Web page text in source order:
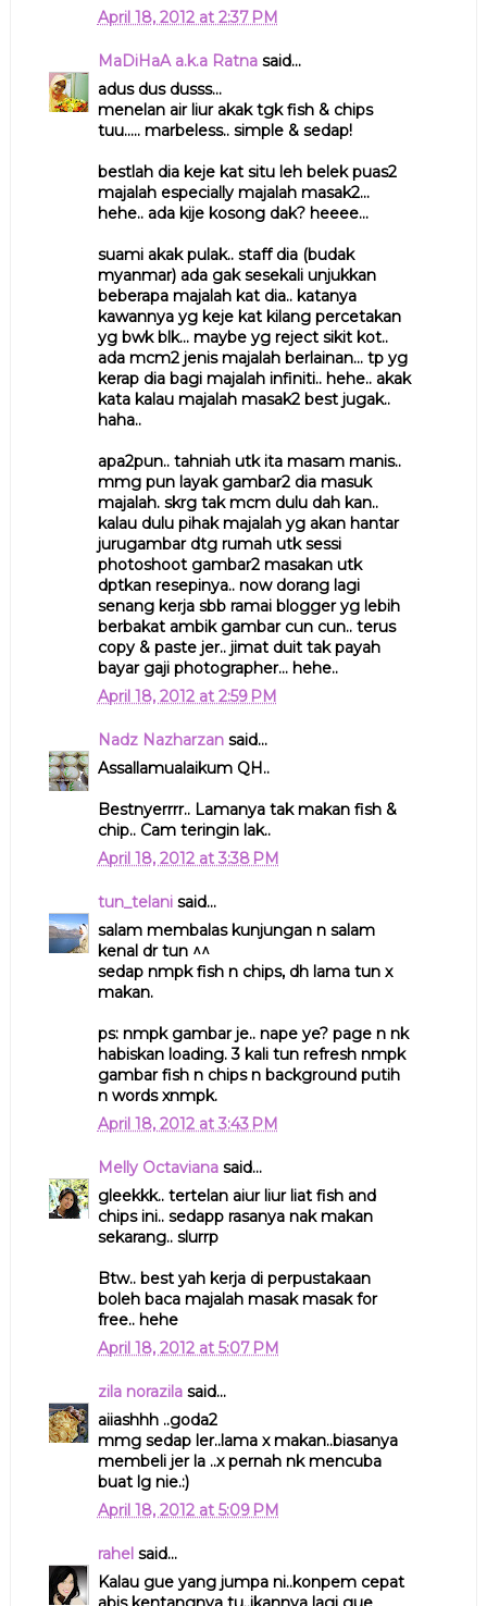
April 18, 2012 at 2:37 PM
MaDiHaA a.k.a Ratnasaid...
adus dus dusss...
menelan air liur akak tgk fish & chips
tuu..... marbeless.. simple & sedap!
bestlah dia keje kat situ leh belek puas2
majalah especially majalah masak2...
hehe.. ada kije kosong dak? heeee...
suami akak pulak.. staff dia (budak
myanmar) ada gak sesekali unjukkan
beberapa majalah kat dia.. katanya
kawannya yg keje kat kilang percetakan
yg bwk blk... maybe yg reject sikit kot..
ada mcm2 jenis majalah berlainan... tp yg
kerap dia bagi majalah infiniti.. hehe.. akak
kata kalau majalah masak2 best jugak..
haha..
apa2pun.. tahniah utk ita masam manis..
mmg pun layak gambar2 dia masuk
majalah. skrg tak mcm dulu dah kan..
kalau dulu pihak majalah yg akan hantar
jurugambar dtg rumah utk sessi
photoshoot gambar2 masakan utk
dptkan resepinya.. now dorang lagi
senang kerja sbb ramai blogger yg lebih
berbakat ambik gambar cun cun.. terus
copy & paste jer.. jimat duit tak payah
bayar gaji photographer... hehe..
April 18, 2012 at 2:59 PM
Nadz Nazharzansaid...
Assallamualaikum QH..
Bestnyerrrr.. Lamanya tak makan fish &
chip.. Cam teringin lak..
April 18, 2012 at 3:38 PM
tun_telanisaid...
salam membalas kunjungan n salam
kenal dr tun ^^
sedap nmpk fish n chips, dh lama tun x
makan.
ps: nmpk gambar je.. nape ye? page n nk
habiskan loading. 3 kali tun refresh nmpk
gambar fish n chips n background putih
n words xnmpk.
April 18, 2012 at 3:43 PM
Melly Octavianasaid...
gleekkk.. tertelan aiur liur liat fish and
chips ini.. sedapp rasanya nak makan
sekarang.. slurrp
Btw.. best yah kerja di perpustakaan
boleh baca majalah masak masak for
free.. hehe
April 18, 2012 at 5:07 PM
zila norazilasaid...
aiiashhh ..goda2
mmg sedap ler..lama x makan..biasanya
membeli jer la ..x pernah nk mencuba
buat lg nie.:)
April 18, 2012 at 5:09 PM
rahelsaid...
Kalau gue yang jumpa ni..konpem cepat